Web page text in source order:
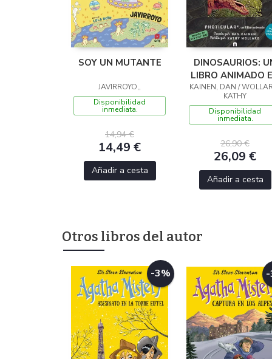
SOY UN MUTANTE
JAVIRROYO,,
Disponibilidad
inmediata.
14,94 €
14,49 €
Añadir a cesta
DINOSAURIOS:
LIBRO ANIMADO
PHOTICULAR
KAINEN, DAN /
KATHY
Disponibilidad
inmediata.
26,90 €
26,09 €
Añadir a cesta
Otros libros del autor
-3%